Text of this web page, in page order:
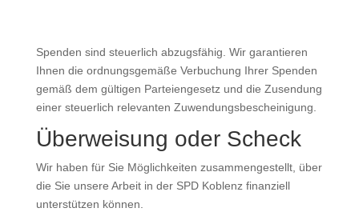
Spenden sind steuerlich abzugsfähig. Wir garantieren
Ihnen die ordnungsgemäße Verbuchung Ihrer Spenden
gemäß dem gültigen Parteiengesetz und die Zusendung
einer steuerlich relevanten Zuwendungsbescheinigung.
Überweisung oder Scheck
Wir haben für Sie Möglichkeiten zusammengestellt, über
die Sie unsere Arbeit in der SPD Koblenz finanziell
unterstützen können.